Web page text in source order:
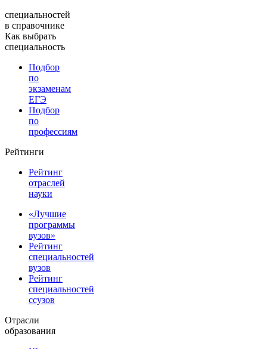
специальностей
в справочнике
Как выбрать
специальность
Подбор
по
экзаменам
ЕГЭ
Подбор
по
профессиям
Рейтинги
Рейтинг
отраслей
науки
«Лучшие
программы
вузов»
Рейтинг
специальностей
вузов
Рейтинг
специальностей
ссузов
Отрасли
образования